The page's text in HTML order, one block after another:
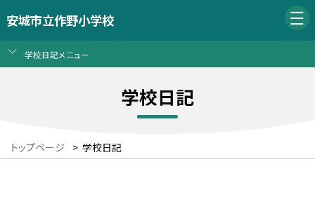
安城市立作野小学校
学校日記メニュー
学校日記
トップページ > 学校日記